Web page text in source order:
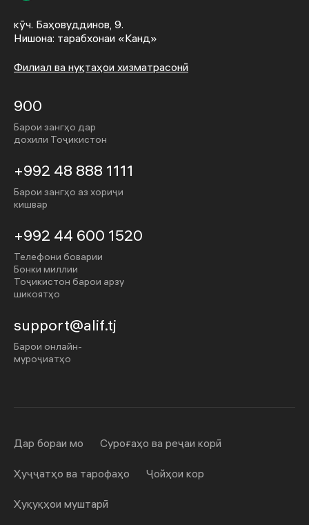
кӯч. Баҳовуддинов, 9.
Нишона: тарабхонаи «Канд»
Филиал ва нуқтаҳои хизматрасонӣ
900
Барои зангҳо дар
дохили Тоҷикистон
+992 48 888 1111
Барои зангҳо аз хориҷи
кишвар
+992 44 600 1520
Телефони боварии
Бонки миллии
Тоҷикистон барои арзу
шикоятҳо
support@alif.tj
Барои онлайн-
муроҷиатҳо
Дар бораи мо Суроғаҳо ва реҷаи корӣ
Ҳуҷҷатҳо ва тарофаҳо Ҷойҳои кор
Ҳуқуқҳои муштарӣ